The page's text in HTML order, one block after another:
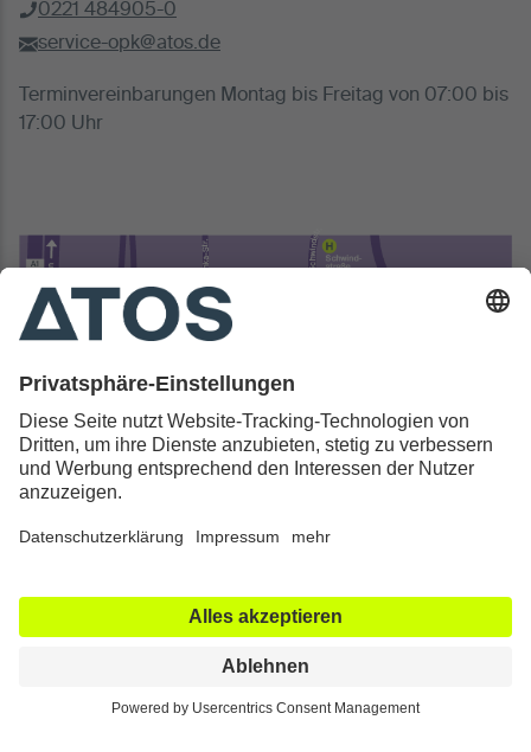
0221 484905-0
service-opk@atos.de
Terminvereinbarungen Montag bis Freitag von 07:00 bis
17:00 Uhr